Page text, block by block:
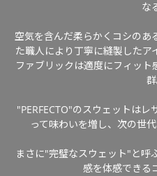
な
空気を含んだ柔らかくコシのあ
た職人により丁寧に縫製した
ファブリックは適度にフィッ
群
"PERFECTO"のスウェットは
って味わいを増し、次の世
まさに"完璧なスウェット"と呼
感を体感できる